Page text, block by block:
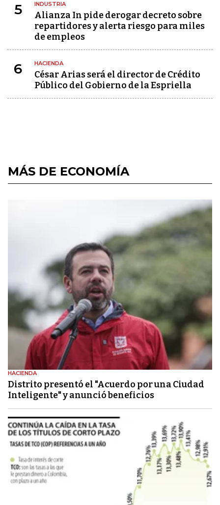
5 INDUSTRIA
Alianza In pide derogar decreto sobre
repartidores y alerta riesgo para miles
de empleos
6 HACIENDA
César Arias será el director de Crédito
Público del Gobierno de la Espriella
MÁS DE ECONOMÍA
HACIENDA
Distrito presentó el "Acuerdo por una Ciudad
Inteligente" y anunció beneficios